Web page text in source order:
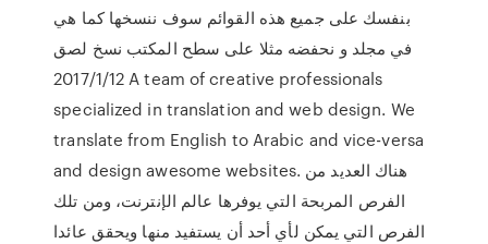
بنفسك على جميع هذه القوائم سوف ننسخها كما هي
في مجلد و نحفضه مثلا على سطح المكتب نسخ لصق
2017/1/12 A team of creative professionals
specialized in translation and web design. We
translate from English to Arabic and vice-versa
and design awesome websites. هناك العديد من
الفرص المربحة التي يوفرها عالم الإنترنت، ومن تلك
الفرص التي يمكن لأي أحد أن يستفيد منها ويحقق عائدا